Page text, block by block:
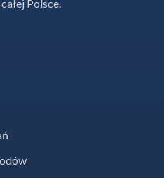
Polsce.